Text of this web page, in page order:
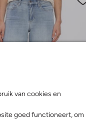
van cookies en
goed functioneert, om